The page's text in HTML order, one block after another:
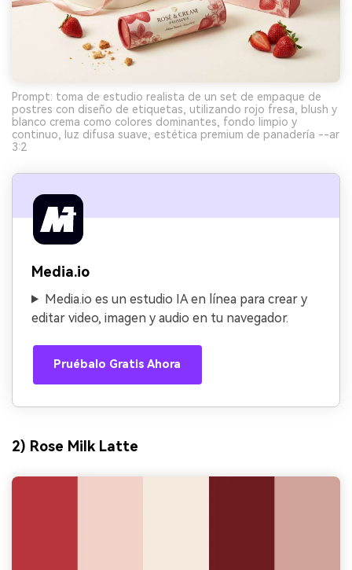
Prompt: toma de estudio realista de un set de empaque de
postres con diseño de etiquetas, utilizando rojo fresa, blush y
blanco crema como colores dominantes, fondo limpio y
continuo, luz difusa suave, estética premium de panadería --ar
3:2
Media.io
Media.io es un estudio IA en línea para crear y
editar video, imagen y audio en tu navegador.
Pruébalo Gratis Ahora
2) Rose Milk Latte